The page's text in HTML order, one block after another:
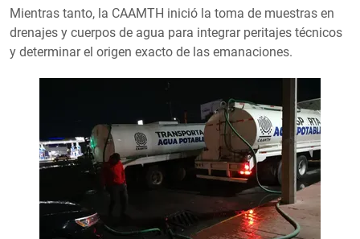
Mientras tanto, la CAAMTH inició la toma de muestras en
drenajes y cuerpos de agua para integrar peritajes técnicos
y determinar el origen exacto de las emanaciones.